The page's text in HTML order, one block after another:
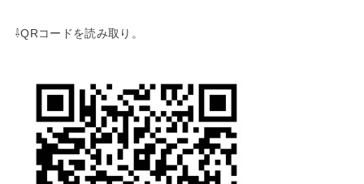
⇩QRコードを読み取り。